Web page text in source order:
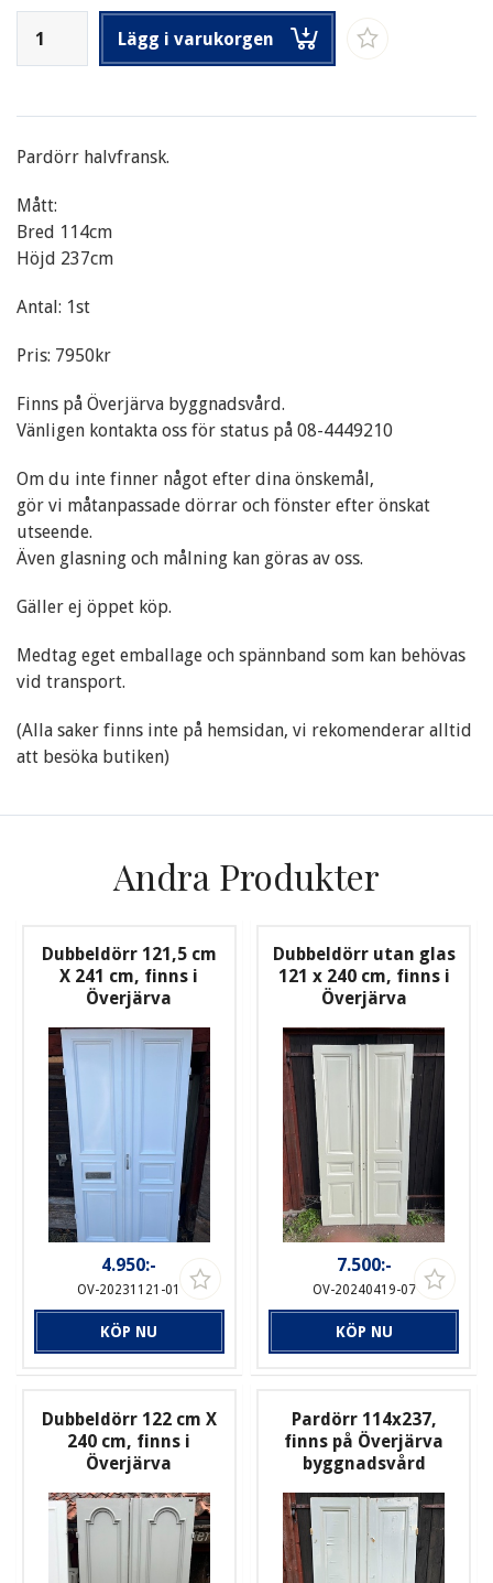
Lägg i varukorgen
Pardörr halvfransk.
Mått:
Bred 114cm
Höjd 237cm
Antal: 1st
Pris: 7950kr
Finns på Överjärva byggnadsvård.
Vänligen kontakta oss för status på 08-4449210
Om du inte finner något efter dina önskemål,
gör vi måtanpassade dörrar och fönster efter önskat
utseende.
Även glasning och målning kan göras av oss.
Gäller ej öppet köp.
Medtag eget emballage och spännband som kan behövas
vid transport.
(Alla saker finns inte på hemsidan, vi rekomenderar alltid
att besöka butiken)
Andra Produkter
Dubbeldörr 121,5 cm
X 241 cm, finns i
Överjärva
4.950:-
OV-20231121-01
KÖP NU
Dubbeldörr utan glas
121 x 240 cm, finns i
Överjärva
7.500:-
OV-20240419-07
KÖP NU
Dubbeldörr 122 cm X
240 cm, finns i
Överjärva
Pardörr 114x237,
finns på Överjärva
byggnadsvård